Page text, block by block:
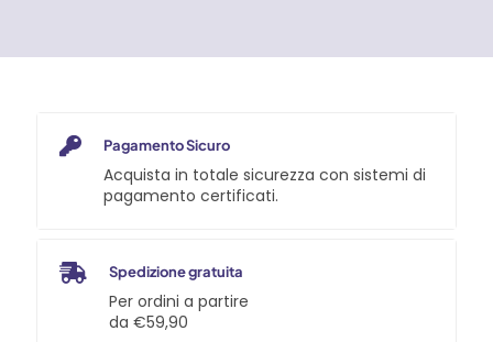
Pagamento Sicuro
Acquista in totale sicurezza con sistemi di
pagamento certificati.
Spedizione gratuita
Per ordini a partire
da €59,90